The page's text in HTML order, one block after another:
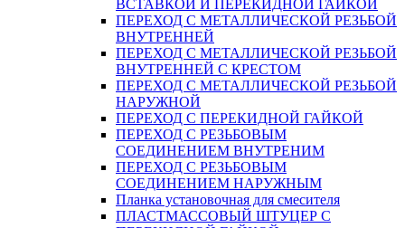
ВСТАВКОЙ И ПЕРЕКИДНОЙ ГАЙКОЙ
ПЕРЕХОД С МЕТАЛЛИЧЕСКОЙ РЕЗЬБОЙ
ВНУТРЕННЕЙ
ПЕРЕХОД С МЕТАЛЛИЧЕСКОЙ РЕЗЬБОЙ
ВНУТРЕННЕЙ С КРЕСТОМ
ПЕРЕХОД С МЕТАЛЛИЧЕСКОЙ РЕЗЬБОЙ
НАРУЖНОЙ
ПЕРЕХОД С ПЕРЕКИДНОЙ ГАЙКОЙ
ПЕРЕХОД С РЕЗЬБОВЫМ
СОЕДИНЕНИЕМ ВНУТРЕНИМ
ПЕРЕХОД С РЕЗЬБОВЫМ
СОЕДИНЕНИЕМ НАРУЖНЫМ
Планка установочная для смесителя
ПЛАСТМАССОВЫЙ ШТУЦЕР С